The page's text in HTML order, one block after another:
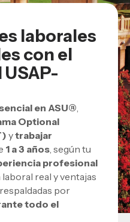
laborales
con el
USAP-
en ASU®,
Optional
ytrabajar
1 a 3 años, según tu
profesional
real y ventajas
por
todo el